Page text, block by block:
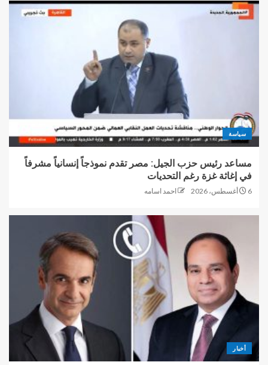
سياسة
مساعد رئيس حزب الجيل: مصر تقدم نموذجاً إنسانياً مشرفاً
في إغاثة غزة رغم التحديات
6 أغسطس، 2026 احمد اسامه
أخبار